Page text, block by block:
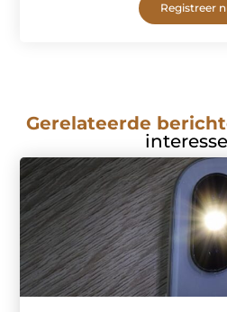
Registreer
Gerelateerde